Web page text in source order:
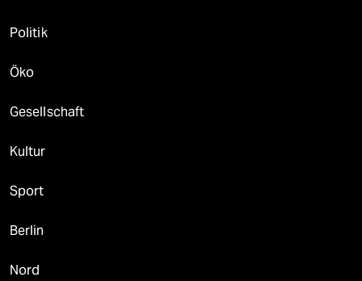
Politik
Öko
Gesellschaft
Kultur
Sport
Berlin
Nord